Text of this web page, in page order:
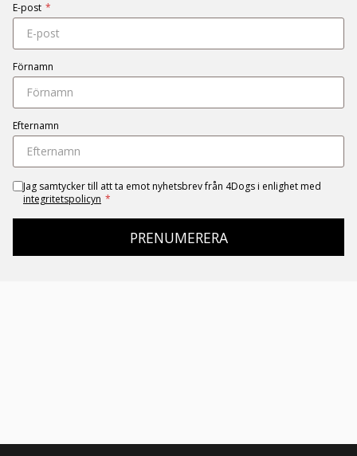
E-post *
Förnamn
Efternamn
Jag samtycker till att ta emot nyhetsbrev från 4Dogs i enlighet med
integritetspolicyn *
PRENUMERERA